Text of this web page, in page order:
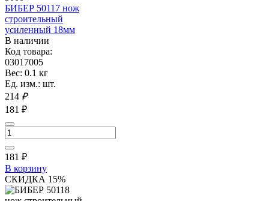
БИБЕР 50117 нож
строительный
усиленный 18мм
В наличии
Код товара:
03017005
Вес: 0.1 кг
Ед. изм.: шт.
214 ₽
181 ₽
181 ₽
В корзину
СКИДКА 15%